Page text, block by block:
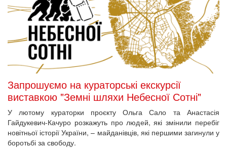
Запрошуємо на кураторські екскурсії
виставкою "Земні шляхи Небесної Сотні"
У лютому кураторки проєкту Ольга Сало та Анастасія
Гайдукевич-Качуро розкажуть про людей, які змінили перебіг
новітньої історії України, – майданівців, які першими загинули у
боротьбі за свободу.